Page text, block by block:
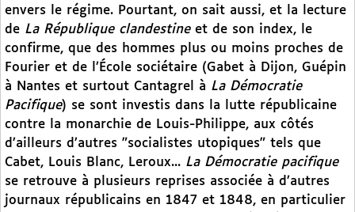
envers le régime. Pourtant, on sait aussi, et la lecture
de La République clandestine et de son index, le
confirme, que des hommes plus ou moins proches de
Fourier et de l’École sociétaire (Gabet à Dijon, Guépin
à Nantes et surtout Cantagrel à La Démocratie
Pacifique) se sont investis dans la lutte républicaine
contre la monarchie de Louis-Philippe, aux côtés
d’ailleurs d’autres "socialistes utopiques" tels que
Cabet, Louis Blanc, Leroux... La Démocratie pacifique
se retrouve à plusieurs reprises associée à d’autres
journaux républicains en 1847 et 1848, en particulier